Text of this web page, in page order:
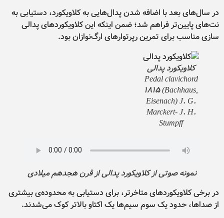
در سال‌های بعد با اضافه شدن پدال‌هایی به کلاویکورد، دستیابی به
نت‌های پایین‌تر فراهم شد؛ ضمن اینکه این کلاویکوردهای پدالی
سازی مناسب برای تمرین رپرتوارهای ارگ‌نوازان بود.
کلاویکورد پدالی
Pedal clavichord
1815 (Bachhaus,
Eisenach) J. G.
Marckert- J. H.
Stumpff
نمونه صوتی از کلاویکورد پدالی از قرن هجدهم میلادی
در برخی کلاویکوردهای متاخرتر، برای دستیابی به محدوده‌ی بیشتری
از صداها، حدود یک سوم سیم‌ها یک اکتاو بالاتر کوک می‌شدند.